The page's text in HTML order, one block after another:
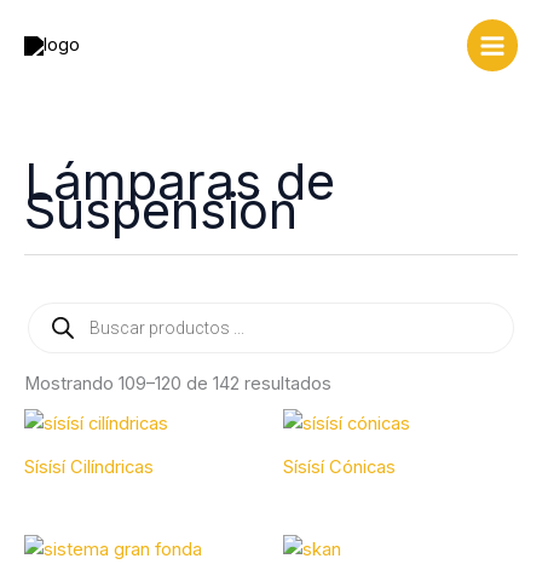
Lámparas de
Suspensión
productos
Mostrando 109–120 de 142 resultados
Sísísí Cilíndricas Sísísí Cónicas